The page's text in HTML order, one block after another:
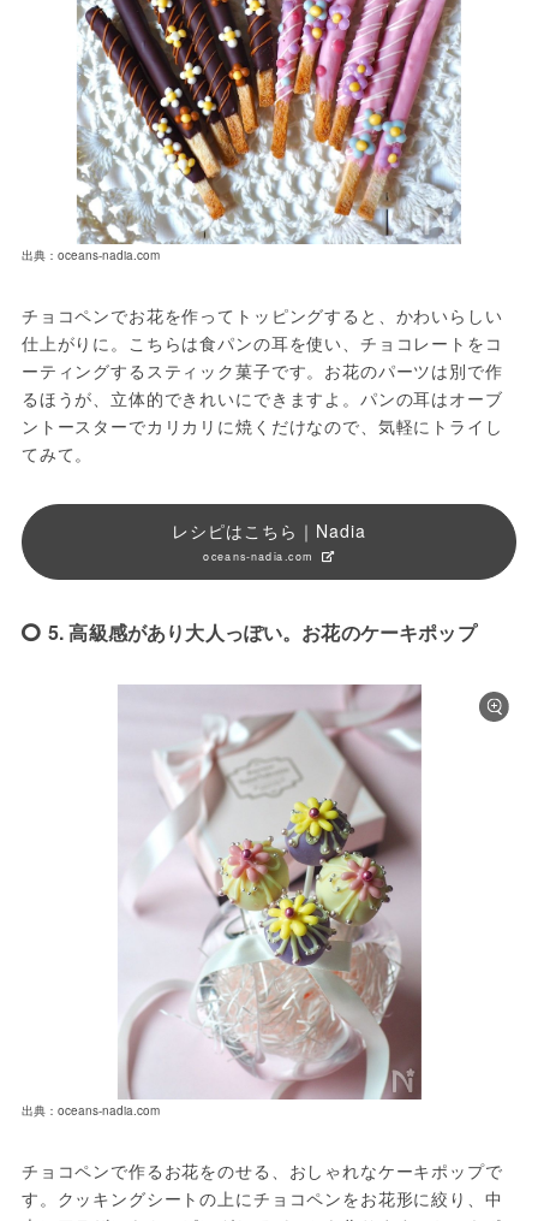
出典：oceans-nadia.com
チョコペンでお花を作ってトッピングすると、かわいらしい
仕上がりに。こちらは食パンの耳を使い、チョコレートをコ
ーティングするスティック菓子です。お花のパーツは別で作
るほうが、立体的できれいにできますよ。パンの耳はオーブ
ントースターでカリカリに焼くだけなので、気軽にトライし
てみて。
レシピはこちら｜Nadia
oceans-nadia.com
5. 高級感があり大人っぽい。お花のケーキポップ
出典：oceans-nadia.com
チョコペンで作るお花をのせる、おしゃれなケーキポップで
す。クッキングシートの上にチョコペンをお花形に絞り、中